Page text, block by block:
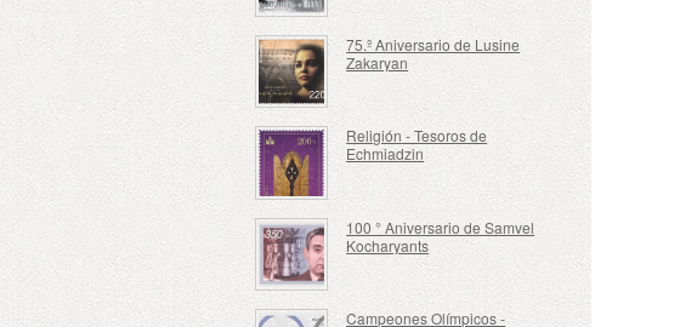
75.º Aniversario de Lusine
Zakaryan
Religión - Tesoros de
Echmiadzin
100 ° Aniversario de Samvel
Kocharyants
Campeones Olímpicos -